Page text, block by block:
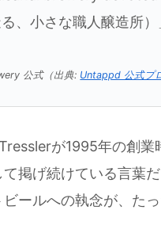
、小さな職人醸造所）
公式（出典: Untappd 公式プ
が1995年の創
掲げ続けている言葉
ールへの執念が、た